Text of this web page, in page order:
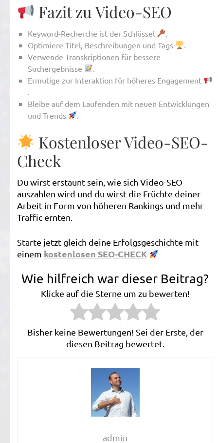
Fazit zu Video-SEO
Keyword-Recherche ist der Schlüssel
Optimiere Titel, Beschreibungen und Tags
Verwende Transkriptionen für bessere
Suchergebnisse
Ermutige zur Interaktion für höheres Engagement
Bleibe auf dem Laufenden mit neuen Entwicklungen
und Trends
Kostenloser Video-SEO-
Check
Du wirst erstaunt sein, wie sich Video-SEO
auszahlen wird und du wirst die Früchte deiner
Arbeit in Form von höheren Rankings und mehr
Traffic ernten.
Starte jetzt gleich deine Erfolgsgeschichte mit
einem kostenlosen SEO-CHECK
Wie hilfreich war dieser Beitrag?
Klicke auf die Sterne um zu bewerten!
Bisher keine Bewertungen! Sei der Erste, der
diesen Beitrag bewertet.
admin